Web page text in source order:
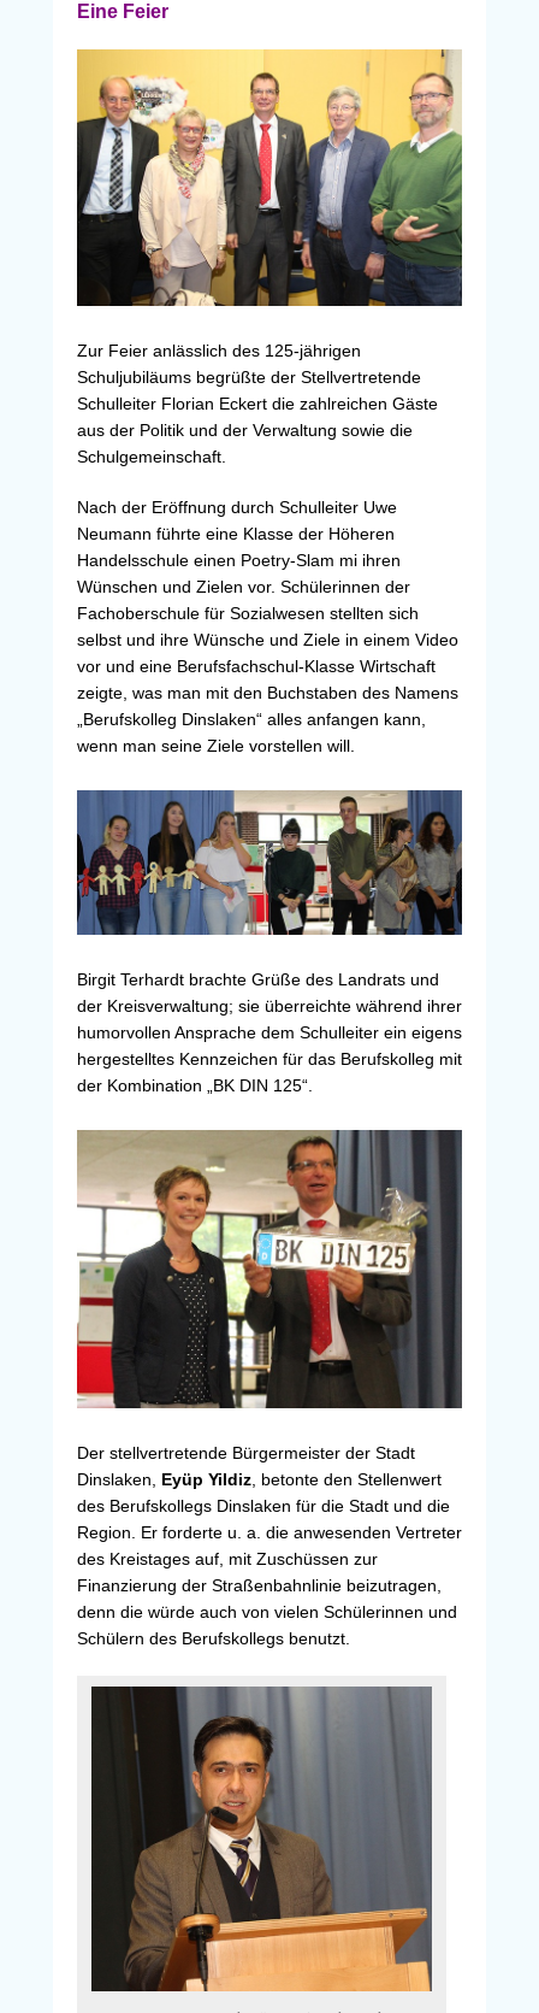
Eine Feier
Zur Feier anlässlich des 125-jährigen
Schuljubiläums begrüßte der Stellvertretende
Schulleiter Florian Eckert die zahlreichen Gäste
aus der Politik und der Verwaltung sowie die
Schulgemeinschaft.
Nach der Eröffnung durch Schulleiter Uwe
Neumann führte eine Klasse der Höheren
Handelsschule einen Poetry-Slam mi ihren
Wünschen und Zielen vor. Schülerinnen der
Fachoberschule für Sozialwesen stellten sich
selbst und ihre Wünsche und Ziele in einem Video
vor und eine Berufsfachschul-Klasse Wirtschaft
zeigte, was man mit den Buchstaben des Namens
„Berufskolleg Dinslaken“ alles anfangen kann,
wenn man seine Ziele vorstellen will.
Birgit Terhardt brachte Grüße des Landrats und
der Kreisverwaltung; sie überreichte während ihrer
humorvollen Ansprache dem Schulleiter ein eigens
hergestelltes Kennzeichen für das Berufskolleg mit
der Kombination „BK DIN 125“.
Der stellvertretende Bürgermeister der Stadt
Dinslaken, Eyüp Yildiz , betonte den Stellenwert
des Berufskollegs Dinslaken für die Stadt und die
Region. Er forderte u. a. die anwesenden Vertreter
des Kreistages auf, mit Zuschüssen zur
Finanzierung der Straßenbahnlinie beizutragen,
denn die würde auch von vielen Schülerinnen und
Schülern des Berufskollegs benutzt.